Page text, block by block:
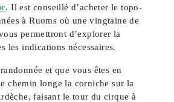
. Il est conseillé d’acheter le topo-
à Ruoms où une vingtaine de
permettront d’explorer la
les indications nécessaires.
et que vous êtes en
chemin longe la corniche sur la
faisant le tour du cirque à